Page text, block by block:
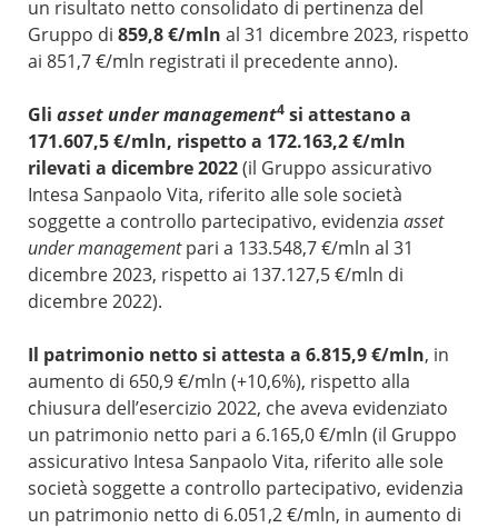
un risultato netto consolidato di pertinenza del
Gruppo di 859,8 €/mln al 31 dicembre 2023, rispetto
ai 851,7 €/mln registrati il precedente anno).
Gli asset under management4 si attestano a
171.607,5 €/mln, rispetto a 172.163,2 €/mln
rilevati a dicembre 2022(il Gruppo assicurativo
Intesa Sanpaolo Vita, riferito alle sole società
soggette a controllo partecipativo, evidenzia asset
under managementpari a 133.548,7 €/mln al 31
dicembre 2023, rispetto ai 137.127,5 €/mln di
dicembre 2022).
Il patrimonio netto si attesta a 6.815,9 €/mln, in
aumento di 650,9 €/mln (+10,6%), rispetto alla
chiusura dell’esercizio 2022, che aveva evidenziato
un patrimonio netto pari a 6.165,0 €/mln (il Gruppo
assicurativo Intesa Sanpaolo Vita, riferito alle sole
società soggette a controllo partecipativo, evidenzia
un patrimonio netto di 6.051,2 €/mln, in aumento di